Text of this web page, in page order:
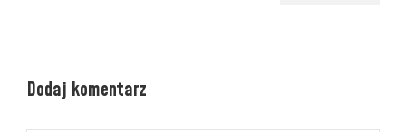
Dodaj komentarz